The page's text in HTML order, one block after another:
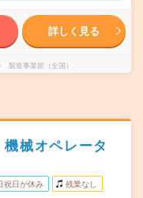
詳しく見る
製造事業部（全国）
機械オペレータ
祝日が休み 残業なし